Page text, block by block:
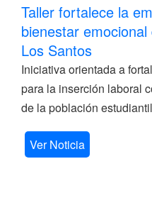
Taller fortalece la
bienestar
Los Santos
Iniciativa orientada a
para la inserción laboral
de la población
Ver Noticia